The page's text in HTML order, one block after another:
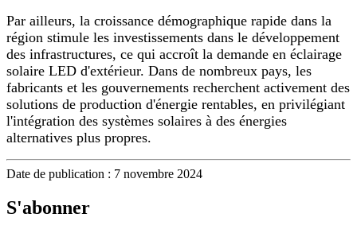
Par ailleurs, la croissance démographique rapide dans la
région stimule les investissements dans le développement
des infrastructures, ce qui accroît la demande en éclairage
solaire LED d'extérieur. Dans de nombreux pays, les
fabricants et les gouvernements recherchent activement des
solutions de production d'énergie rentables, en privilégiant
l'intégration des systèmes solaires à des énergies
alternatives plus propres.
Date de publication : 7 novembre 2024
S'abonner